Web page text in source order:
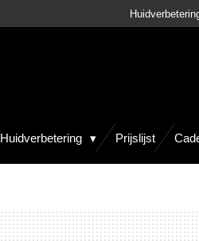
Huidverbetering Prijslijst